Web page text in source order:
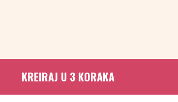
KREIRAJ U 3 KORAKA